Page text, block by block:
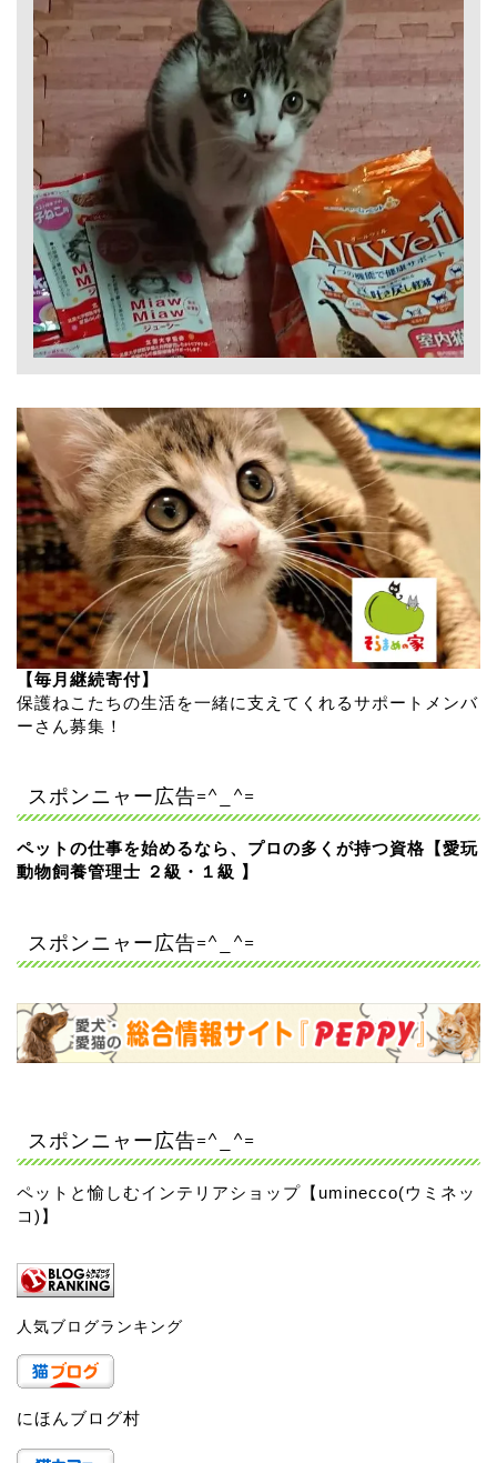
【毎月継続寄付】
保護ねこたちの生活を一緒に支えてくれるサポートメンバ
ーさん募集！
スポンニャー広告=^_^=
ペットの仕事を始めるなら、プロの多くが持つ資格【愛玩
動物飼養管理士 ２級・１級 】
スポンニャー広告=^_^=
スポンニャー広告=^_^=
ペットと愉しむインテリアショップ【uminecco(ウミネッ
コ)】
人気ブログランキング
にほんブログ村